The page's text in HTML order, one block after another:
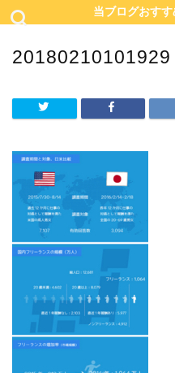
当ブログおす
20180210101929